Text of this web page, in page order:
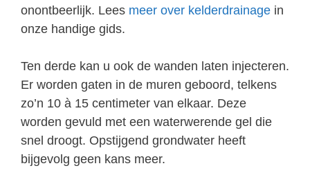
onontbeerlijk. Lees meer over kelderdrainage in
onze handige gids.
Ten derde kan u ook de wanden laten injecteren.
Er worden gaten in de muren geboord, telkens
zo’n 10 à 15 centimeter van elkaar. Deze
worden gevuld met een waterwerende gel die
snel droogt. Opstijgend grondwater heeft
bijgevolg geen kans meer.